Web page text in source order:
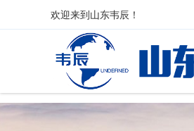
欢迎来到 山东韦辰 ！